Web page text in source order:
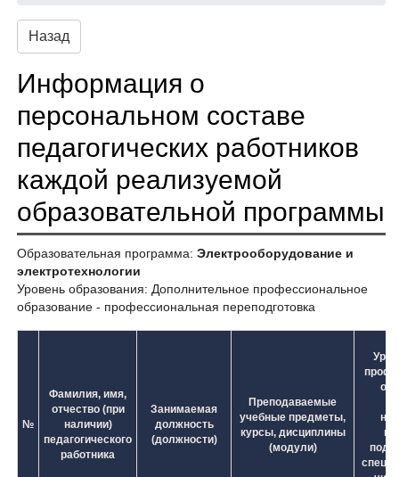
Назад
Информация о
персональном составе
педагогических работников
каждой реализуемой
образовательной программы
Образовательная программа: Электрооборудование и
электротехнологии
Уровень образования: Дополнительное профессиональное
образование - профессиональная переподготовка
№
Фамилия, имя,
отчество (при
наличии)
педагогического
работника
Занимаемая
должность
(должности)
Преподаваемые
учебные предметы,
курсы, дисциплины
(модули)